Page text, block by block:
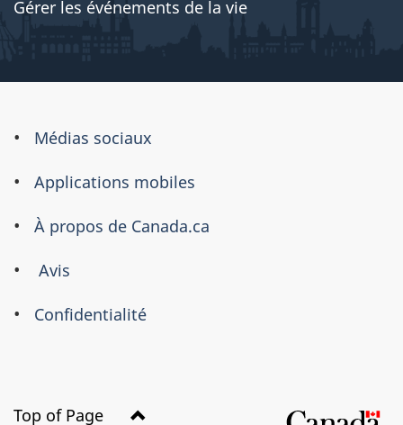
Gérer les événements de la vie
À
propos
ce
site
Médias sociaux
Applications mobiles
À propos de Canada.ca
Avis
Confidentialité
Top of Page